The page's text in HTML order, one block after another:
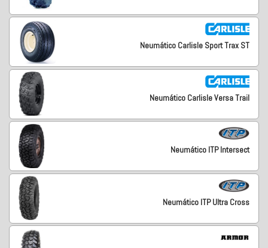
Neumático Carlisle Sport Trax ST
Neumático Carlisle Versa Trail
Neumático ITP Intersect
Neumático ITP Ultra Cross